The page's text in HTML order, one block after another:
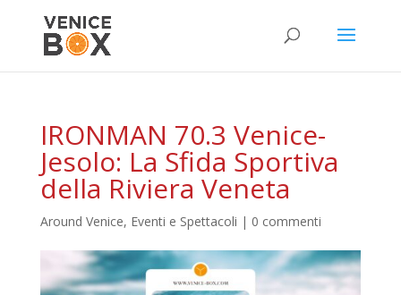
IRONMAN 70.3 Venice-
Jesolo: La Sfida Sportiva
della Riviera Veneta
Around Venice, Eventi e Spettacoli | 0 commenti